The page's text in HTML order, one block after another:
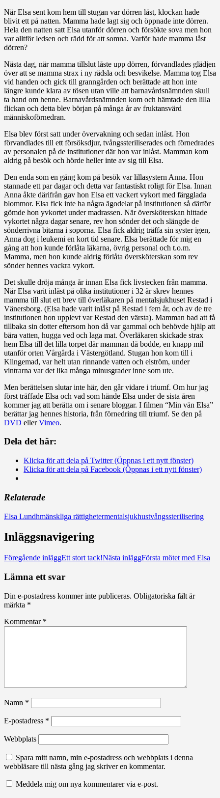
När Elsa sent kom hem till stugan var dörren låst, klockan hade
blivit ett på natten. Mamma hade lagt sig och öppnade inte dörren.
Hela den natten satt Elsa utanför dörren och försökte sova men hon
var alltför ledsen och rädd för att somna. Varför hade mamma låst
dörren?
Nästa dag, när mamma tillslut låste upp dörren, förvandlades glädjen
över att se mamma strax i ny rädsla och besvikelse. Mamma tog Elsa
vid handen och gick till granngården och berättade att hon inte
längre kunde klara av tösen utan ville att barnavårdsnämnden skull
ta hand om henne. Barnavårdsnämnden kom och hämtade den lilla
flickan och detta blev början på många år av fruktansvärd
människoförnedran.
Elsa blev först satt under övervakning och sedan inlåst. Hon
förvandlades till ett försöksdjur, tvångssteriliserades och förnedrades
av personalen på de institutioner där hon var inlåst. Mamman kom
aldrig på besök och hörde heller inte av sig till Elsa.
Den enda som en gång kom på besök var lillasystern Anna. Hon
stannade ett par dagar och detta var fantastiskt roligt för Elsa. Innan
Anna åkte därifrån gav hon Elsa ett vackert vykort med färgglada
blommor. Elsa fick inte ha några ägodelar på institutionen så därför
gömde hon yvkortet under madrassen. När översköterskan hittade
vykortet några dagar senare, rev hon sönder det och slängde de
sönderrivna bitarna i soporna. Elsa fick aldrig träffa sin syster igen,
Anna dog i leukemi en kort tid senare. Elsa berättade för mig en
gång att hon kunde förlåta läkarna, övrig personal och t.o.m.
Mamma, men hon kunde aldrig förlåta översköterskan som rev
sönder hennes vackra vykort.
Det skulle dröja många år innan Elsa fick livstecken från mamma.
När Elsa varit inlåst på olika institutioner i 32 år skrev hennes
mamma till slut ett brev till överläkaren på mentalsjukhuset Restad i
Vänersborg. (Elsa hade varit inlåst på Restad i fem år, och av de tre
institutionen hon upplevt var Restad den värsta). Mamman bad att få
tillbaka sin dotter eftersom hon då var gammal och behövde hjälp att
bära vatten, hugga ved och laga mat. Överläkaren skickade strax
hem Elsa till det lilla torpet där mamman då bodde, en knapp mil
utanför orten Vårgårda i Västergötland. Stugan hon kom till i
Klingemad, var helt utan rinnande vatten och elström, under
vintrarna var det lika många minusgrader inne som ute.
Men berättelsen slutar inte här, den går vidare i triumf. Om hur jag
först träffade Elsa och vad som hände Elsa under de sista åren
kommer jag att berätta om i senare bloggar. I filmen “Min vän Elsa”
berättar jag hennes historia, från förnedring till triumf. Se den på
DVD ellerVimeo.
Dela det här:
Klicka för att dela på Twitter (Öppnas i ett nytt fönster)
Klicka för att dela på Facebook (Öppnas i ett nytt fönster)
Relaterade
Elsa Lundhmänskliga rättighetermentalsjukhustvångssterilisering
Inläggsnavigering
Föregående inläggEtt stort tack!Nästa inläggFörsta mötet med Elsa
Lämna ett svar
Din e-postadress kommer inte publiceras. Obligatoriska fält är
märkta *
Kommentar *
Namn *
E-postadress *
Webbplats
Spara mitt namn, min e-postadress och webbplats i denna
webbläsare till nästa gång jag skriver en kommentar.
Meddela mig om nya kommentarer via e-post.